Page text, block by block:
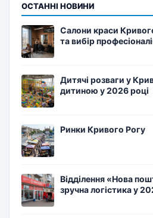
ОСТАННІ НОВИНИ
Салони краси
та вибір
Дитячі розваги у
дитиною у 2026 році
Ринки Кривого Рогу
Відділення «Нова
зручна логістика у